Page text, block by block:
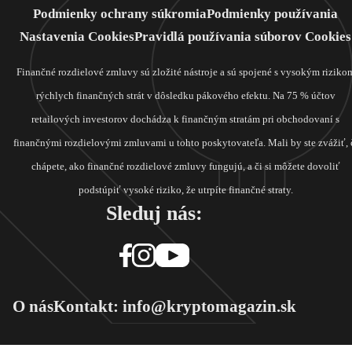
Podmienky ochrany súkromiaPodmienky používania
Nastavenia CookiesPravidlá používania súborov Cookies
Finančné rozdielové zmluvy sú zložité nástroje a sú spojené s vysokým
rýchlych finančných strát v dôsledku pákového efektu. Na 75 % účtov
retailových investorov dochádza k finančným stratám pri obchodovaní s
finančnými rozdielovými zmluvami u tohto poskytovateľa. Mali by ste zvážiť,
chápete, ako finančné rozdielové zmluvy fungujú, a či si môžete dovoliť
podstúpiť vysoké riziko, že utrpíte finančné straty.
Sleduj nás:
O násKontakt: info@kryptomagazin.sk